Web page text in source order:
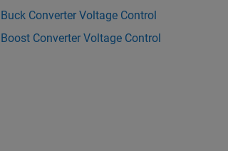
Buck Converter Voltage Control
Boost Converter Voltage Control